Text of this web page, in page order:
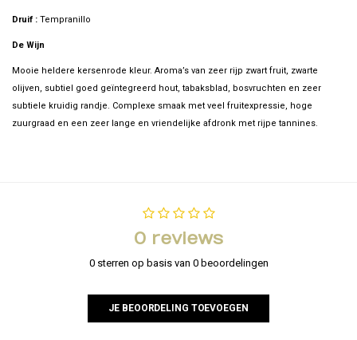
Druif : Tempranillo
De Wijn
Mooie heldere kersenrode kleur. Aroma’s van zeer rijp zwart fruit, zwarte
olijven, subtiel goed geïntegreerd hout, tabaksblad, bosvruchten en zeer
subtiele kruidig randje. Complexe smaak met veel fruitexpressie, hoge
zuurgraad en een zeer lange en vriendelijke afdronk met rijpe tannines.
0 reviews
0 sterren op basis van 0 beoordelingen
JE BEOORDELING TOEVOEGEN